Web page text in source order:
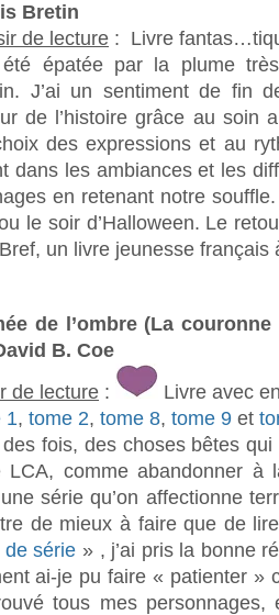
Bretin
de lecture : Livre
été épatée par la plume
J’ai un sentiment de fin
de l’histoire grâce au soin
des expressions et au
dans les ambiances et les
en retenant notre
le soir d’Halloween. Le
un livre jeunesse français
de l’ombre (La
B. Coe
de lecture :
Livre avec
1, tome 2, tome 8, tome 9 et
fois, des choses bêtes
LCA, comme abandonner
série qu’on affectionne
de mieux à faire que de
de série » , j’ai pris la bonne
ai-je pu faire « patienter »
tous mes